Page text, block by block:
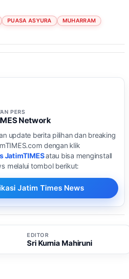
PUASA ASYURA
MUHARRAM
PERS
Network
update berita pilihan dan breaking
dengan klik
JatimTIMESatau bisa menginstall
melalui tombol berikut:
Jatim Times News
EDITOR
Sri Kurnia Mahiruni